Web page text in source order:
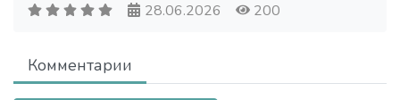
28.06.2026 200
Комментарии